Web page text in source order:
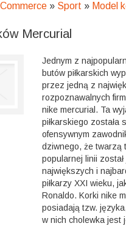
» Sport » Model
Mercurial
Jednym z
butów piłkarskich
przez jedną z
rozpoznawalnych
nike mercurial. Ta
piłkarskiego została
ofensywnym
dziwnego, że twarzą
popularnej linii
największych i
piłkarzy XXI wieku,
Ronaldo. Korki nike
posiadają tzw.
w nich cholewka jest